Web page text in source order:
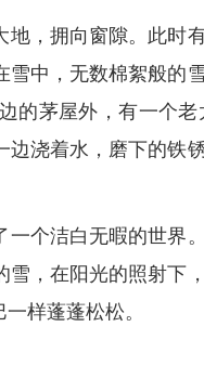
，拥向窗隙。此时
中，无数棉絮般的
的茅屋外，有一个
浇着水，磨下的铁
个洁白无暇的世界
，在阳光的照射下
样蓬蓬松松。